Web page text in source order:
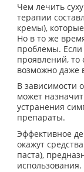
Чем лечить
терапии
кремы),
Но в то же
проблемы. Если
проявлений, то
возможно даже
В зависимости
может
устранения
препараты.
Эффективное
окажут
паста),
использования.